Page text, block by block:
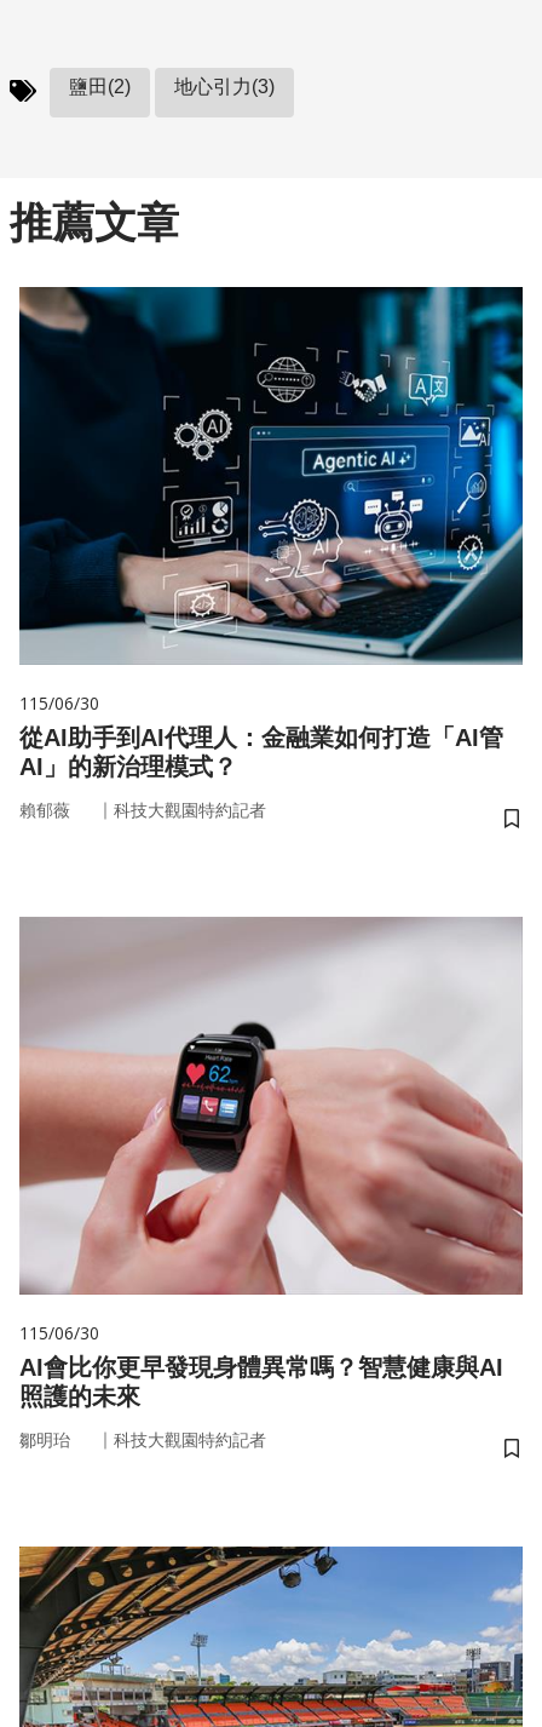
鹽田(2) 地心引力(3)
推薦文章
115/06/30
從AI助手到AI代理人：金融業如何打造「AI管
AI」的新治理模式？
賴郁薇 ｜ 科技大觀園特約記者
儲
115/06/30
AI會比你更早發現身體異常嗎？智慧健康與AI
照護的未來
鄒明珆 ｜ 科技大觀園特約記者
儲